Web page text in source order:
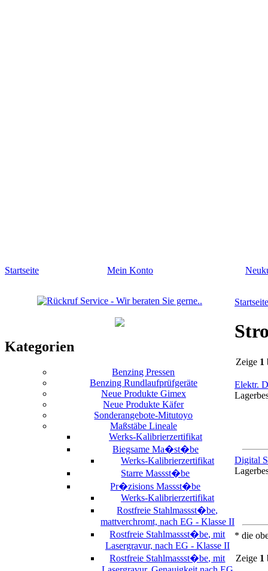
Startseite Mein Konto
Kategorien
Benzing Pressen
Benzing Rundlaufprüfgeräte
Neue Produkte Gimex
Neue Produkte Käfer
Sonderangebote-Mitutoyo
Maßstäbe Lineale
Werks-Kalibrierzertifikat
Biegsame Ma�st�be
Werks-Kalibrierzertifikat
Starre Massst�be
Pr�zisions Massst�be
Werks-Kalibrierzertifikat
Rostfreie Stahlmassst�be,
mattverchromt, nach EG - Klasse II
Rostfreie Stahlmassst�be, mit
Lasergravur, nach EG - Klasse II
Rostfreie Stahlmassst�be, mit
Startseite
Zeige 1
Elektr.
Digital
* die
Zeige 1